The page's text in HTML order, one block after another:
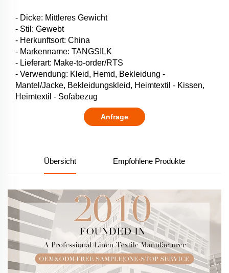
- Dicke: Mittleres Gewicht
- Stil: Gewebt
- Herkunftsort: China
- Markenname: TANGSILK
- Lieferart: Make-to-order/RTS
- Verwendung: Kleid, Hemd, Bekleidung -
Mantel/Jacke, Bekleidungskleid, Heimtextil - Kissen,
Heimtextil - Sofabezug
Anfrage
Übersicht Empfohlene Produkte